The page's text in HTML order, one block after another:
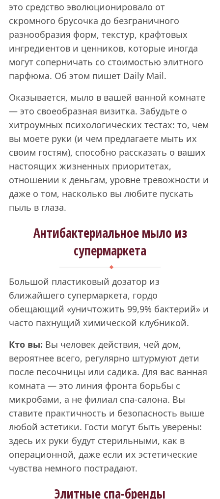
это средство эволюционировало от
скромного брусочка до безграничного
разнообразия форм, текстур, крафтовых
ингредиентов и ценников, которые иногда
могут соперничать со стоимостью элитного
парфюма. Об этом пишет Daily Mail.
Оказывается, мыло в вашей ванной комнате
— это своеобразная визитка. Забудьте о
хитроумных психологических тестах: то, чем
вы моете руки (и чем предлагаете мыть их
своим гостям), способно рассказать о ваших
настоящих жизненных приоритетах,
отношении к деньгам, уровне тревожности и
даже о том, насколько вы любите пускать
пыль в глаза.
Антибактериальное мыло из
супермаркета
Большой пластиковый дозатор из
ближайшего супермаркета, гордо
обещающий «уничтожить 99,9% бактерий» и
часто пахнущий химической клубникой.
Кто вы: Вы человек действия, чей дом,
вероятнее всего, регулярно штурмуют дети
после песочницы или садика. Для вас ванная
комната — это линия фронта борьбы с
микробами, а не филиал спа-салона. Вы
ставите практичность и безопасность выше
любой эстетики. Гости могут быть уверены:
здесь их руки будут стерильными, как в
операционной, даже если их эстетические
чувства немного пострадают.
Элитные спа-бренды